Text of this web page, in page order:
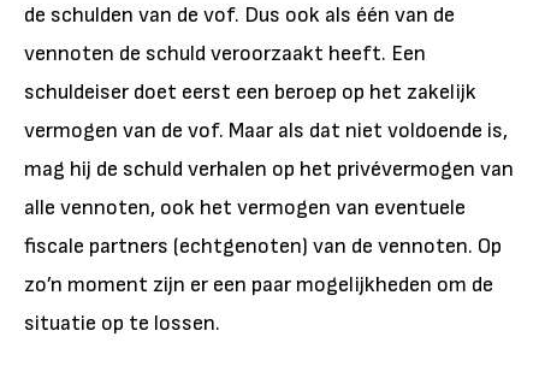
de schulden van de vof. Dus ook als één van de
vennoten de schuld veroorzaakt heeft. Een
schuldeiser doet eerst een beroep op het zakelijk
vermogen van de vof. Maar als dat niet voldoende is,
mag hij de schuld verhalen op het privévermogen van
alle vennoten, ook het vermogen van eventuele
fiscale partners (echtgenoten) van de vennoten. Op
zo’n moment zijn er een paar mogelijkheden om de
situatie op te lossen.